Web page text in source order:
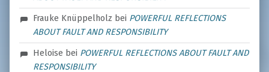
Frauke Knüppelholz bei POWERFUL REFLECTIONS
ABOUT FAULT AND RESPONSIBILITY
Heloise bei POWERFUL REFLECTIONS ABOUT FAULT AND
RESPONSIBILITY